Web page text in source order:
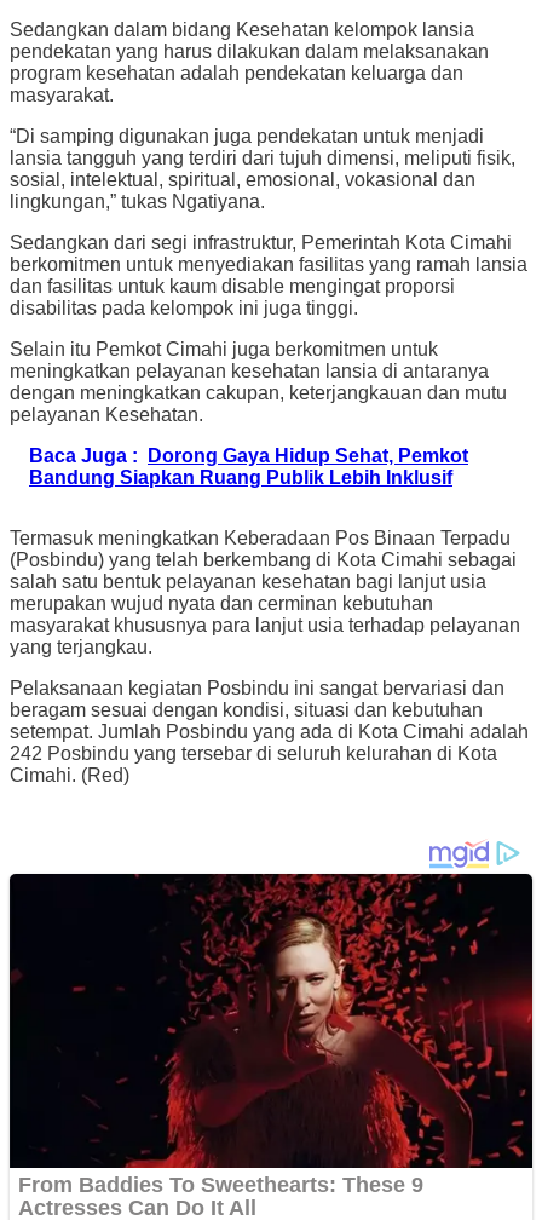
Sedangkan dalam bidang Kesehatan kelompok lansia
pendekatan yang harus dilakukan dalam melaksanakan
program kesehatan adalah pendekatan keluarga dan
masyarakat.
“Di samping digunakan juga pendekatan untuk menjadi
lansia tangguh yang terdiri dari tujuh dimensi, meliputi fisik,
sosial, intelektual, spiritual, emosional, vokasional dan
lingkungan,” tukas Ngatiyana.
Sedangkan dari segi infrastruktur, Pemerintah Kota Cimahi
berkomitmen untuk menyediakan fasilitas yang ramah lansia
dan fasilitas untuk kaum disable mengingat proporsi
disabilitas pada kelompok ini juga tinggi.
Selain itu Pemkot Cimahi juga berkomitmen untuk
meningkatkan pelayanan kesehatan lansia di antaranya
dengan meningkatkan cakupan, keterjangkauan dan mutu
pelayanan Kesehatan.
Baca Juga :
Dorong Gaya Hidup Sehat, Pemkot
Bandung Siapkan Ruang Publik Lebih Inklusif
Termasuk meningkatkan Keberadaan Pos Binaan Terpadu
(Posbindu) yang telah berkembang di Kota Cimahi sebagai
salah satu bentuk pelayanan kesehatan bagi lanjut usia
merupakan wujud nyata dan cerminan kebutuhan
masyarakat khususnya para lanjut usia terhadap pelayanan
yang terjangkau.
Pelaksanaan kegiatan Posbindu ini sangat bervariasi dan
beragam sesuai dengan kondisi, situasi dan kebutuhan
setempat. Jumlah Posbindu yang ada di Kota Cimahi adalah
242 Posbindu yang tersebar di seluruh kelurahan di Kota
Cimahi. (Red)